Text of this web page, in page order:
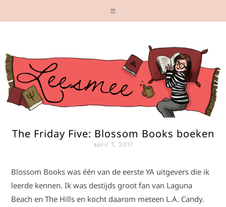
The Friday Five: Blossom Books boeken
april 7, 2017
Blossom Books was één van de eerste YA uitgevers die ik
leerde kennen. Ik was destijds groot fan van Laguna
Beach en The Hills en kocht daarom meteen L.A. Candy.